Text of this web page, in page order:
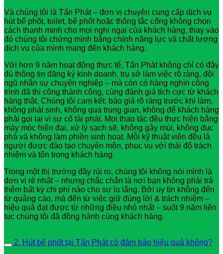
Và chúng tôi là Tấn Phát – đơn vị chuyên cung cấp dịch vụ
hút bể phốt, toilet, bể phốt hoặc thông tắc cống không chọn
cách thanh minh cho mọi nghi ngại của khách hàng, thay vào
đó chúng tôi chứng mình bằng chính năng lực và chất lượng
dịch vụ của mình mang đến khách hàng.
Với hơn 9 năm hoạt động thực tế, Tấn Phát không chỉ có đầy
đủ thông tin đăng ký kinh doanh, trụ sở làm việc rõ ràng, đội
ngũ nhân sự chuyên nghiệp – mà còn có hàng nghìn công
trình đã thi công thành công, cùng đánh giá tích cực từ khách
hàng thật. Chúng tôi cam kết: báo giá rõ ràng trước khi làm,
không phát sinh, không qua trung gian, không để khách hàng
phải gọi lại vì sự cố tái phát. Mọi thao tác đều thực hiện bằng
máy móc hiện đại, xử lý sạch sẽ, không gây mùi, không đục
phá và không làm phiền sinh hoạt. Mỗi kỹ thuật viên đều là
người được đào tạo chuyên môn, phục vụ với thái độ trách
nhiệm và tôn trọng khách hàng.
Trong một thị trường đầy rủi ro, chúng tôi không nói mình là
đơn vị rẻ nhất – nhưng chắc chắn là nơi bạn không phải trả
thêm bất kỳ chi phí nào cho sự lo lắng. Bởi uy tín không đến
từ quảng cáo, mà đến từ việc giữ đúng lời & trách nhiệm –
hiệu quả đạt được từ những điều nhỏ nhất – suốt 9 năm liên
tục chúng tôi đã đồng hành cùng khách hàng.
2. Hút bể phốt tại Tấn Phát có đảm bảo hiệu quả không?